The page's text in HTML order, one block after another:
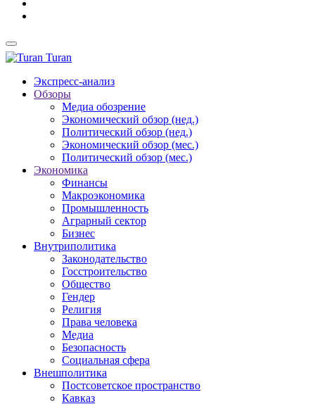
Turan
Экспресс-анализ
Обзоры
Медиа обозрение
Экономический обзор (нед.)
Политический обзор (нед.)
Экономический обзор (мес.)
Политический обзор (мес.)
Экономика
Финансы
Макроэкономика
Промышленность
Аграрный сектор
Бизнес
Внутриполитика
Законодательство
Госстроительство
Общество
Гендер
Религия
Права человека
Медиа
Безопасность
Социальная сфера
Внешполитика
Постсоветское пространство
Кавказ